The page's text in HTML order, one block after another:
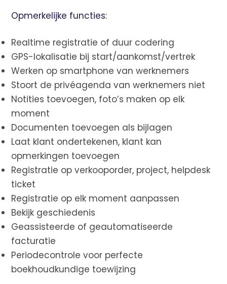
Opmerkelijke functies:
Realtime registratie of duur codering
GPS-lokalisatie bij start/aankomst/vertrek
Werken op smartphone van werknemers
Stoort de privéagenda van werknemers niet
Notities toevoegen, foto’s maken op elk
moment
Documenten toevoegen als bijlagen
Laat klant ondertekenen, klant kan
opmerkingen toevoegen
Registratie op verkooporder, project, helpdesk
ticket
Registratie op elk moment aanpassen
Bekijk geschiedenis
Geassisteerde of geautomatiseerde
facturatie
Periodecontrole voor perfecte
boekhoudkundige toewijzing